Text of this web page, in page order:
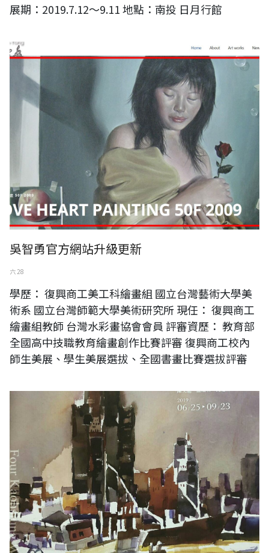
展期：2019.7.12～9.11 地點：南投 日月行館
亞霏美術YAFEI ART 吳智勇官方網站升級更新
吳智勇官方網站升級更新
六 28
學歷： 復興商工美工科繪畫組 國立台灣藝術大學美
術系 國立台灣師範大學美術研究所 現任： 復興商工
繪畫組教師 台灣水彩畫協會會員 評審資歷： 教育部
全國高中技職教育繪畫創作比賽評審 復興商工校內
師生美展、學生美展選拔、全國書畫比賽選拔評審
水漫彩逸 高雄水彩名家4人展-陳文龍、溫瑞和、沈建育、丁水泉